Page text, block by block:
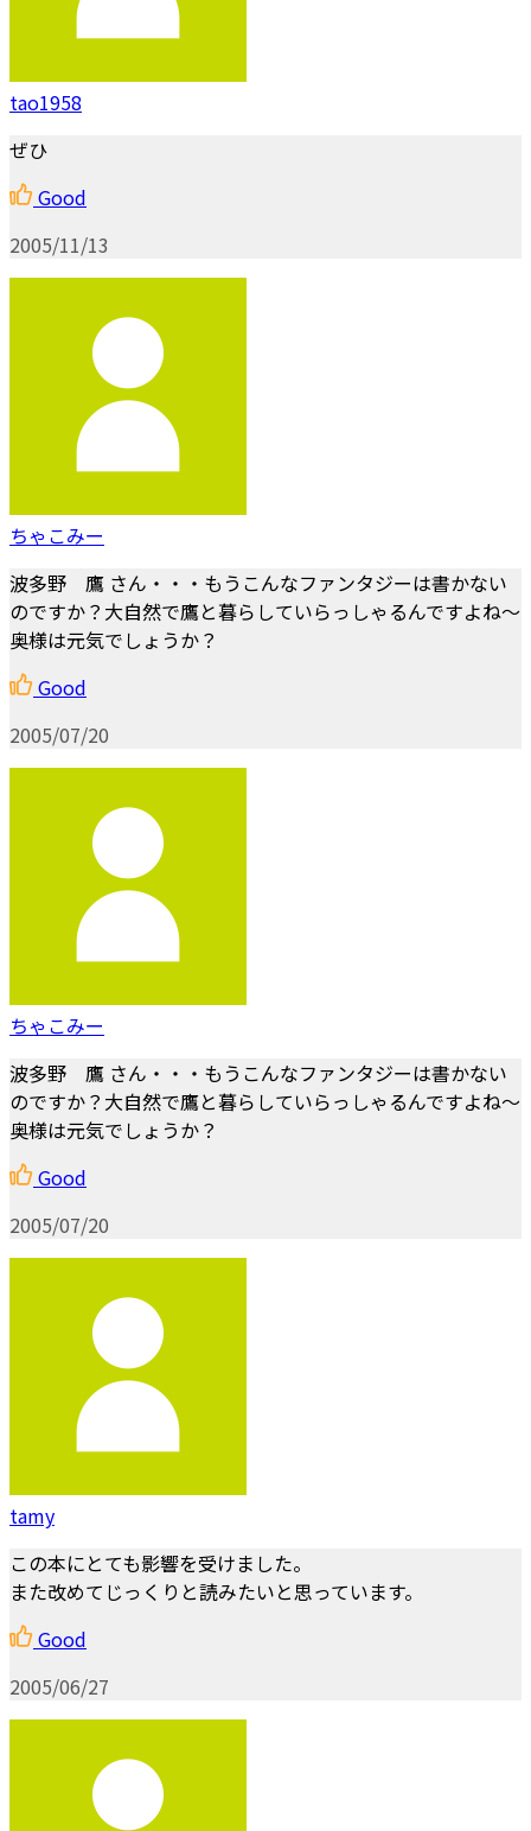
tao1958
ぜひ
Good
2005/11/13
ちゃこみー
波多野 鷹 さん・・・もうこんなファンタジーは書かない
のですか？大自然で鷹と暮らしていらっしゃるんですよね～
奥様は元気でしょうか？
Good
2005/07/20
ちゃこみー
波多野 鷹 さん・・・もうこんなファンタジーは書かない
のですか？大自然で鷹と暮らしていらっしゃるんですよね～
奥様は元気でしょうか？
Good
2005/07/20
tamy
この本にとても影響を受けました。
また改めてじっくりと読みたいと思っています。
Good
2005/06/27